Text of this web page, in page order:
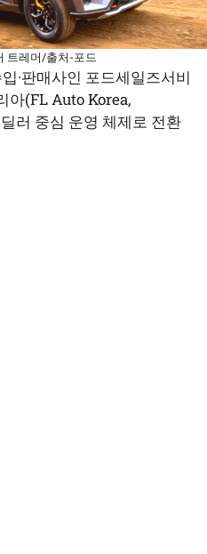
트레머/출처-포드
·판매사인 포드세일즈서비
아(FL Auto Korea,
러 중심 운영 체제로 전환